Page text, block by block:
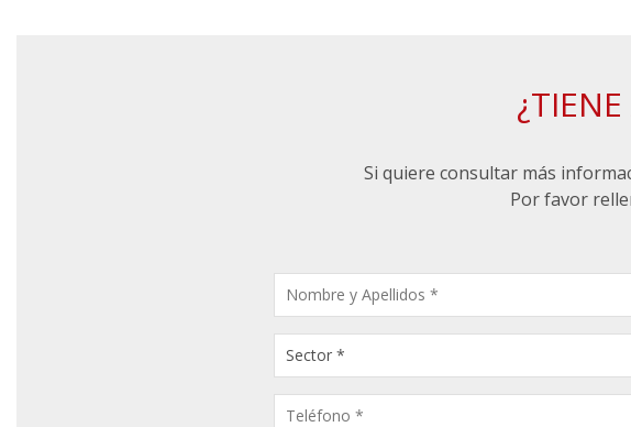
Si quiere consultar más
Por favor
CONSULTA
PRODUCTOS